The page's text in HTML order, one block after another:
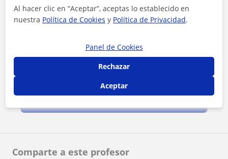
Comparte a este profesor
Al hacer clic, aceptas nuestroaviso legal
Contactar ahora
Al hacer clic en “Aceptar”, aceptas lo establecido en
nuestra Política de Cookies y Política de Privacidad.
Panel de Cookies
Rechazar
Aceptar